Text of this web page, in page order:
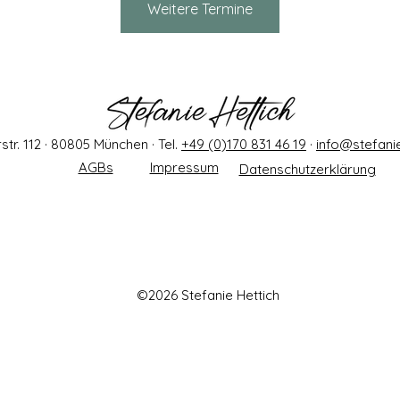
Weitere Termine
112 · 80805 München · Tel. +49 (0)170 831 46 19 ·
AGBs
Impressum Datenschutzerklärung
©2026 Stefanie Hettich